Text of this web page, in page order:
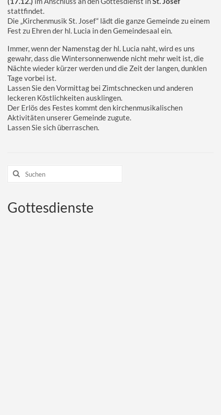
stattfindet.
Die „Kirchenmusik St. Josef“ lädt die ganze Gemeinde zu einem
Fest zu Ehren der hl. Lucia in den Gemeindesaal ein.
Immer, wenn der Namenstag der hl. Lucia naht, wird es uns
gewahr, dass die Wintersonnenwende nicht mehr weit ist, die
Nächte wieder kürzer werden und die Zeit der langen, dunklen
Tage vorbei ist.
Lassen Sie den Vormittag bei Zimtschnecken und anderen
leckeren Köstlichkeiten ausklingen.
Der Erlös des Festes kommt den kirchenmusikalischen
Aktivitäten unserer Gemeinde zugute.
Lassen Sie sich überraschen.
Suchen
nach:
Gottesdienste